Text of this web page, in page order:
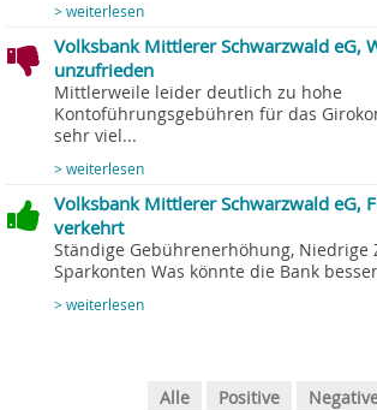
> weiterlesen
Volksbank Mittlerer Schwarzwald eG,
unzufrieden
Mittlerweile leider deutlich zu hohe
Kontoführungsgebühren für das
sehr viel...
> weiterlesen
Volksbank Mittlerer Schwarzwald eG,
verkehrt
Ständige Gebührenerhöhung, Niedrige
Sparkonten Was könnte die Bank
> weiterlesen
Alle Positive